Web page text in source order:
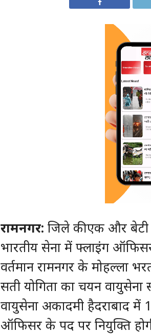
रामनगर: जिले की एक और बेटी
भारतीय सेना में फ्लाइंग ऑफिसर
वर्तमान रामनगर के मोहल्ला
सती योगिता का चयन
वायुसेना अकादमी हैदराबाद में
ऑफिसर के पद पर नियुक्ति